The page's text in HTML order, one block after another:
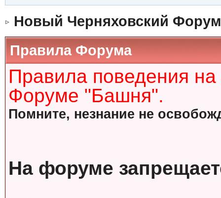
Новый Черняховский Форум
Правила Форума
Правила поведения
Форуме "Башня".
Помните, незнание не
На форуме